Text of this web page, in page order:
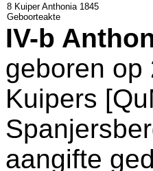
8 Kuiper Anthonia 1845
Geboorteakte
IV-b
geboren
Kuipers
aangifte